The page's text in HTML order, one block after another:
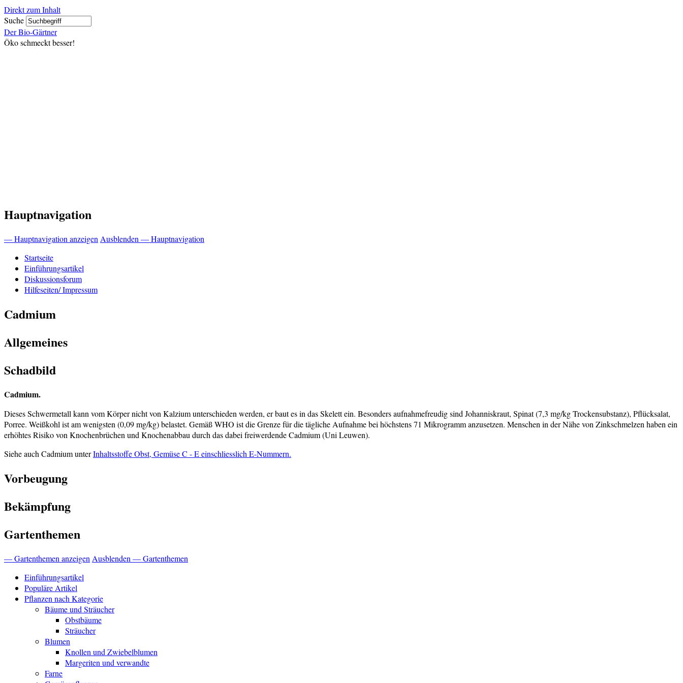
Direkt zum Inhalt
Suche
Der Bio-Gärtner
Öko schmeckt besser!
Hauptnavigation
— Hauptnavigation anzeigen Ausblenden — Hauptnavigation
Startseite
Einführungsartikel
Diskussionsforum
Hilfeseiten/ Impressum
Cadmium
Allgemeines
Schadbild
Cadmium.
Dieses Schwermetall kann vom Körper nicht von Kalzium unterschieden werden, er baut es in das Skelett ein. Besonders aufnahmefreudig sind Johanniskraut, Spinat (7,3 mg/kg Trockensubstanz), Pflücksalat,
Porree. Weißkohl ist am wenigsten (0,09 mg/kg) belastet. Gemäß WHO ist die Grenze für die tägliche Aufnahme bei höchstens 71 Mikrogramm anzusetzen. Menschen in der Nähe von Zinkschmelzen haben ein
erhöhtes Risiko von Knochenbrüchen und Knochenabbau durch das dabei freiwerdende Cadmium (Uni Leuwen).
Siehe auch Cadmium unterInhaltsstoffe Obst, Gemüse C - E einschliesslich E-Nummern.
Vorbeugung
Bekämpfung
Gartenthemen
— Gartenthemen anzeigen Ausblenden — Gartenthemen
Einführungsartikel
Populäre Artikel
Pflanzen nach Kategorie
Bäume und Sträucher
Obstbäume
Sträucher
Blumen
Knollen und Zwiebelblumen
Margeriten und verwandte
Farne